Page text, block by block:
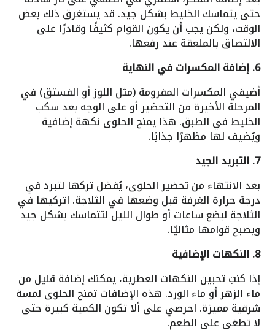
حتى يتماسك الخليط بشكل جيد. قد يستغرق ذلك بعض
الوقت، ولكن يجب أن يكون القوام كثيفًا وقادرًا على
الالتصاق بالملعقة عند رفعها.
6. إضافة المكسرات في النهاية
أضيفي المكسرات المفرومة (مثل اللوز أو الفستق) في
المرحلة الأخيرة من التحضير أو على الوجه بعد سكب
الخليط في الطبق. هذا يمنح الحلوى نكهة إضافية
ويُضيف لها مظهرًا جذابًا.
7. التبريد الجيد
بعد الانتهاء من تحضير الحلوى، يُفضل تركها لتبرد في
درجة حرارة الغرفة قبل وضعها في الثلاجة. اتركيها في
الثلاجة لبضع ساعات أو طوال الليل لتتماسك بشكل جيد
ويصبح قوامها مثاليًا.
8. النكهات الإضافية
إذا كنتِ تحبين النكهات العطرية، يمكنك إضافة قليل من
ماء الزهر أو ماء الورد. هذه الإضافات تمنح الحلوى لمسة
شرقية مميزة. احرصي على ألا تكون الكمية كبيرة حتى
لا تطغى على الطعم.